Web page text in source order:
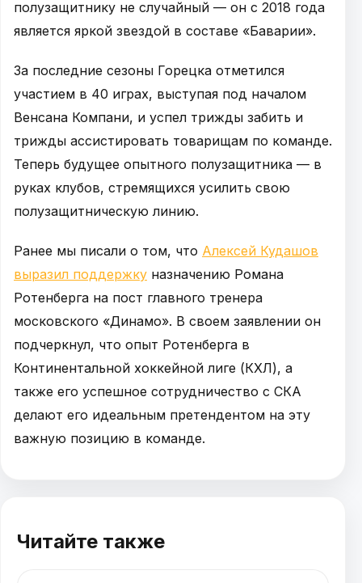
полузащитнику не случайный — он с 2018 года
является яркой звездой в составе «Баварии».
За последние сезоны Горецка отметился
участием в 40 играх, выступая под началом
Венсана Компани, и успел трижды забить и
трижды ассистировать товарищам по команде.
Теперь будущее опытного полузащитника — в
руках клубов, стремящихся усилить свою
полузащитническую линию.
Ранее мы писали о том, что Алексей Кудашов
выразил поддержку назначению Романа
Ротенберга на пост главного тренера
московского «Динамо». В своем заявлении он
подчеркнул, что опыт Ротенберга в
Континентальной хоккейной лиге (КХЛ), а
также его успешное сотрудничество с СКА
делают его идеальным претендентом на эту
важную позицию в команде.
Читайте также